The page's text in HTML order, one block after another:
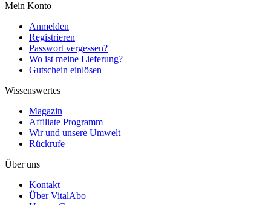
Mein Konto
Anmelden
Registrieren
Passwort vergessen?
Wo ist meine Lieferung?
Gutschein einlösen
Wissenswertes
Magazin
Affiliate Programm
Wir und unsere Umwelt
Rückrufe
Über uns
Kontakt
Über VitalAbo